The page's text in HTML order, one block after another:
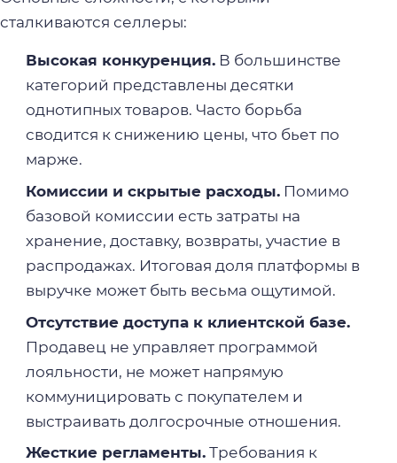
сталкиваются селлеры:
Высокая конкуренция.В большинстве
категорий представлены десятки
однотипных товаров. Часто борьба
сводится к снижению цены, что бьет по
марже.
Комиссии и скрытые расходы.Помимо
базовой комиссии есть затраты на
хранение, доставку, возвраты, участие в
распродажах. Итоговая доля платформы в
выручке может быть весьма ощутимой.
Отсутствие доступа к клиентской базе.
Продавец не управляет программой
лояльности, не может напрямую
коммуницировать с покупателем и
выстраивать долгосрочные отношения.
Жесткие регламенты.Требования к